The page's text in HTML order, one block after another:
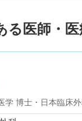
る医師・
博士・日本臨床